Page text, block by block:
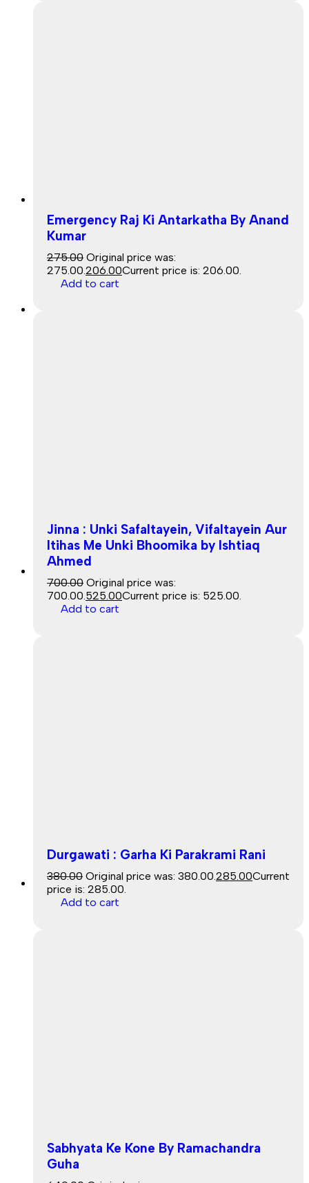
Emergency Raj Ki Antarkatha By Anand
Kumar
275.00 Original price was:
₹275.00. 206.00Current price is: ₹206.00.
Add to cart
Sale
Jinna : Unki Safaltayein, Vifaltayein Aur
Itihas Me Unki Bhoomika by Ishtiaq
Ahmed
700.00 Original price was:
₹700.00. 525.00Current price is: ₹525.00.
Add to cart
Durgawati : Garha Ki Parakrami Rani
380.00 Original price was: ₹380.00. 285.00Current
price is: ₹285.00.
Add to cart
Sabhyata Ke Kone By Ramachandra
Guha